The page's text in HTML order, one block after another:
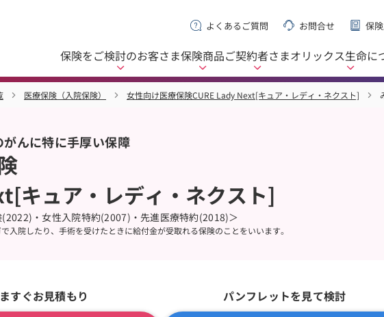
保険をご検討のお客さま保険商品ご契約者さまオリックス生命に
よくあるご質問 お問合せ 保
医療保険（入院保険） 女性向け医療保険CURE Lady Next[キュア・レディ・ネクスト]
んに特に手厚い保障
キュア・レディ・ネクスト]
・女性入院特約(2007)・先進医療特約(2018)＞
入院したり、手術を受けたときに給付金が受取れる保険のことをいいます。
すぐお見積もり パンフレットを見て検討